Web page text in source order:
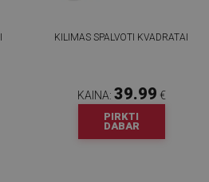
KILIMAS SPALVOTI KVADRATAI
KAINA: 39.99 €
PIRKTI
DABAR